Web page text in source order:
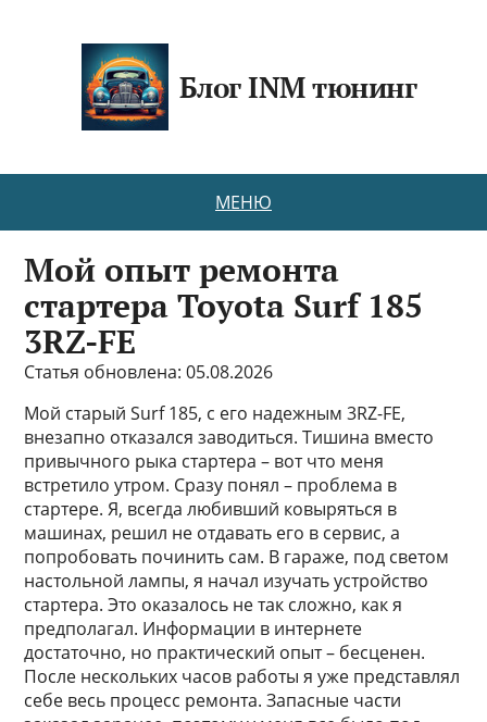
Блог INM тюнинг
МЕНЮ
Мой опыт ремонта
стартера Toyota Surf 185
3RZ-FE
Статья обновлена: 05.08.2026
Мой старый Surf 185, с его надежным 3RZ-FE,
внезапно отказался заводиться. Тишина вместо
привычного рыка стартера – вот что меня
встретило утром. Сразу понял – проблема в
стартере. Я, всегда любивший ковыряться в
машинах, решил не отдавать его в сервис, а
попробовать починить сам. В гараже, под светом
настольной лампы, я начал изучать устройство
стартера. Это оказалось не так сложно, как я
предполагал. Информации в интернете
достаточно, но практический опыт – бесценен.
После нескольких часов работы я уже представлял
себе весь процесс ремонта. Запасные части